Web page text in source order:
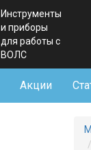
Инструменты
и приборы
для работы с
ВОЛС
Акции